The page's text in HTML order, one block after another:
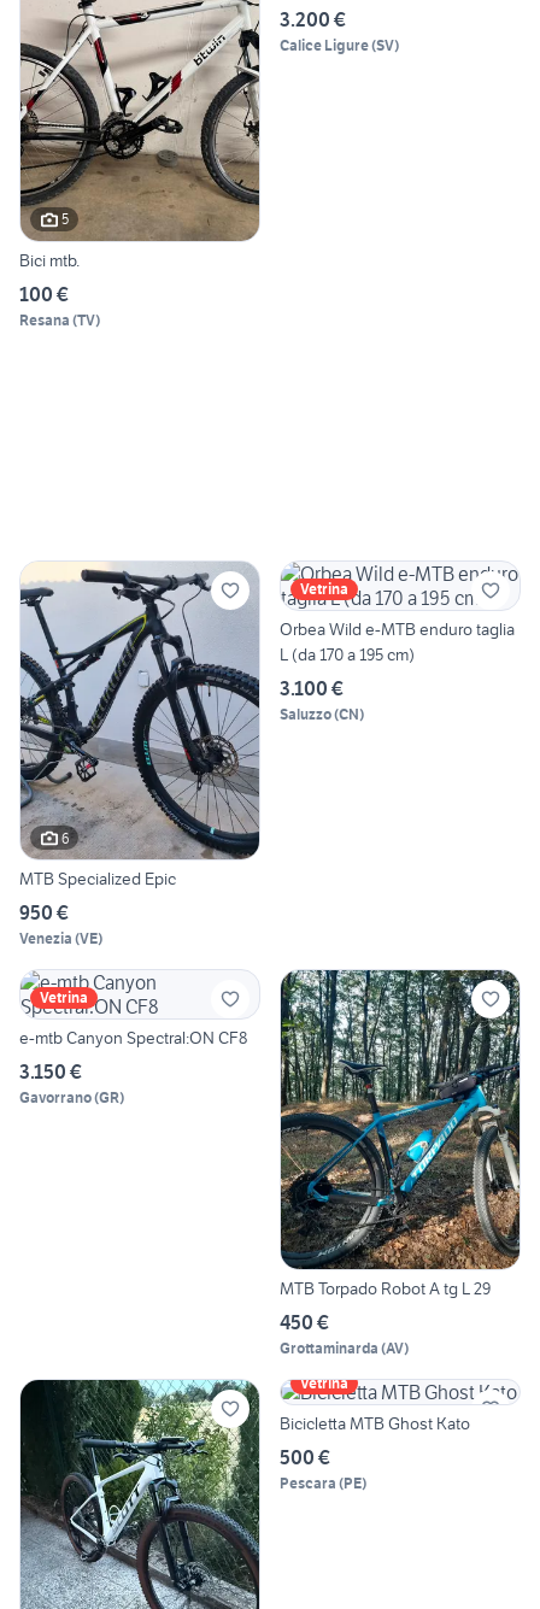
5
Bici mtb.
100 €
Resana (TV)
3.200 €
Calice Ligure(SV)
6
MTB Specialized Epic
950 €
Venezia (VE)
Vetrina
Orbea Wild e-MTB enduro taglia
L (da 170 a 195 cm)
3.100 €
Saluzzo(CN)
Vetrina
e-mtb Canyon Spectral:ON CF8
3.150 €
Gavorrano(GR)
MTB Torpado Robot A tg L 29
450 €
Grottaminarda (AV)
Vetrina
Bicicletta MTB Ghost Kato
500 €
Pescara (PE)